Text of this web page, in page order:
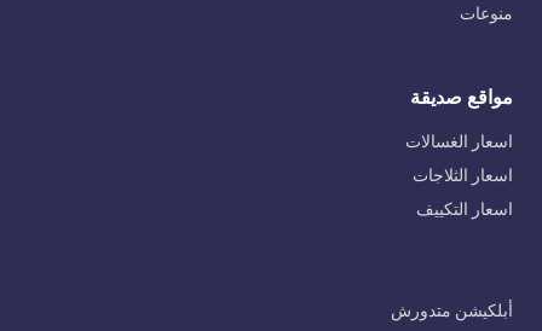
منوعات
مواقع صديقة
اسعار الغسالات
اسعار الثلاجات
اسعار التكييف
أبلكيشن متدورش